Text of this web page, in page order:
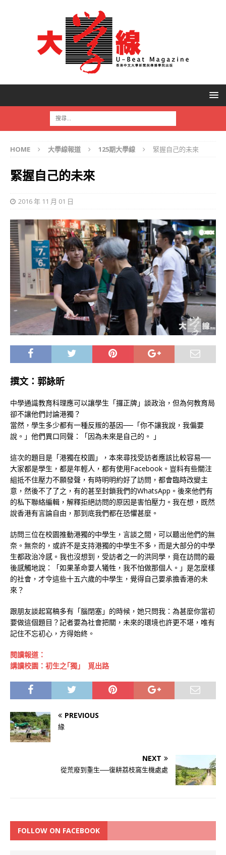
HOME 大學線報道 125期大學線 緊握自己的未來
緊握自己的未來
2016 年 11 月 01 日
撰文：郭詠昕
中學通識教育科理應可以讓學生「攞正牌」談政治，但為何教育局
卻不讓他們討論港獨？
當然，學生多少都有一種反叛的基因──「你不讓我說，我偏要
說。」他們異口同聲：「因為未來是自己的。 」
這次的題目是「港獨在校園」，本來尋找受訪者應該比較容易──
大家都是學生，都是年輕人，都有使用Facebook。豈料有些關注
組抵不住壓力不願發聲，有時明明約好了訪問，都會臨時改變主
意，然後不了了之，有的甚至封鎖我們的WhatsApp。後來他們有
的私下聯絡編輯，解釋拒絕訪問的原因是害怕壓力。我在想，既然
說香港有言論自由，那到底我們都在恐懼甚麼。
訪問三位在校園推動港獨的中學生，言談之間，可以聽出他們的無
奈。無奈的，或許不是支持港獨的中學生不多，而是大部分的中學
生都政治冷感。我也沒想到，受訪者之一的洪同學，竟在訪問的最
後感觸地說：「如果革命要人犧牲，我不怕做那個人。」是怎麼樣
的社會，才令這些十五六歲的中學生，覺得自己要承擔香港的未
來？
跟朋友談起寫稿多有「腦閉塞」的時候，她只問我：為甚麼你當初
要做這個題目？記者要為社會把關，未來的環境也許更不堪，唯有
記住不忘初心，方得始終。
閱讀報道：
講讀校園：初生之｢獨｣ 覓出路
PREVIOUS
緣
NEXT
從荒廢到重生──復耕荔枝窩生機處處
FOLLOW ON FACEBOOK